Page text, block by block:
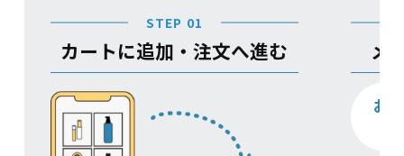
STEP 01
カートに追加・注文へ進む メ
お